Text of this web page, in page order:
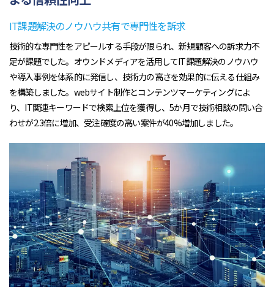
IT課題解決のノウハウ共有で専門性を訴求
技術的な専門性をアピールする手段が限られ、新規顧客への訴求力不
足が課題でした。オウンドメディアを活用してIT課題解決のノウハウ
や導入事例を体系的に発信し、技術力の高さを効果的に伝える仕組み
を構築しました。webサイト制作とコンテンツマーケティングによ
り、IT関連キーワードで検索上位を獲得し、5か月で技術相談の問い合
わせが2.3倍に増加、受注確度の高い案件が40%増加しました。